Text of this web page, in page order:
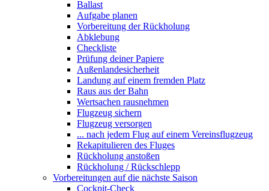
Ballast
Aufgabe planen
Vorbereitung der Rückholung
Abklebung
Checkliste
Prüfung deiner Papiere
Außenlandesicherheit
Landung auf einem fremden Platz
Raus aus der Bahn
Wertsachen rausnehmen
Flugzeug sichern
Flugzeug versorgen
... nach jedem Flug auf einem Vereinsflugzeug
Rekapitulieren des Fluges
Rückholung anstoßen
Rückholung / Rückschlepp
Vorbereitungen auf die nächste Saison
Cockpit-Check